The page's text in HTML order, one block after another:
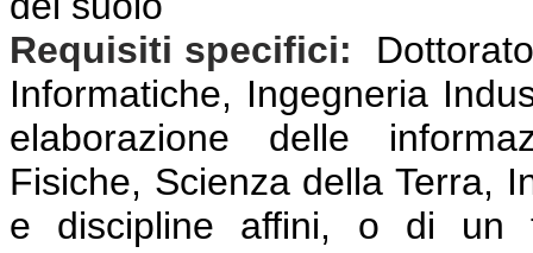
Requisiti specifici:
Informatiche, Ingegneria
elaborazione delle
Fisiche, Scienza della Terra,
e discipline affini, o di un